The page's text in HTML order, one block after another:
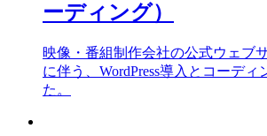
ーディング）
映像・番組制作会社の公式ウェブ
に伴う、WordPress導入とコーディ
た。